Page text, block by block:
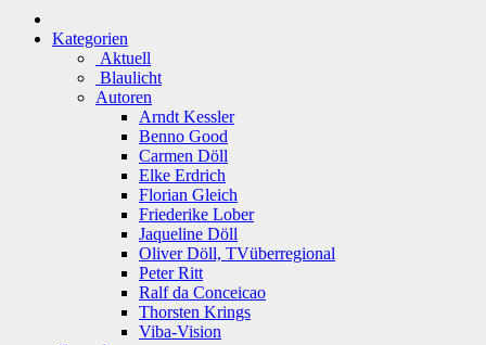
Kategorien
Aktuell
Blaulicht
Autoren
Arndt Kessler
Benno Good
Carmen Döll
Elke Erdrich
Florian Gleich
Friederike Lober
Jaqueline Döll
Oliver Döll, TVüberregional
Peter Ritt
Ralf da Conceicao
Thorsten Krings
Viba-Vision